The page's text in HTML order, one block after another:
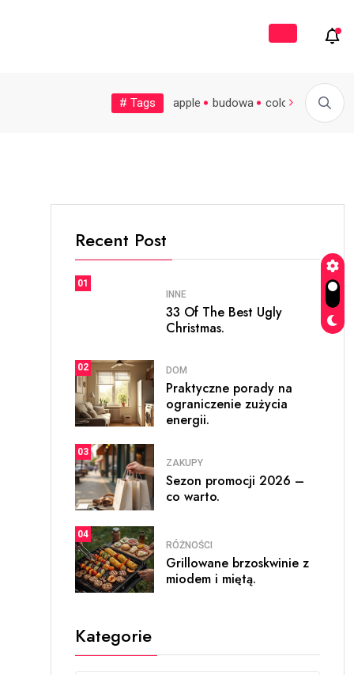
Małe, zapomniane miasteczka nad...
# Tags
sprzątanie world apple budowa colors cooking
Recent Post
01
INNE
33 Of The Best Ugly
Christmas.
02 DOM
Praktyczne porady na
ograniczenie zużycia
energii.
03
ZAKUPY
Sezon promocji 2026 –
co warto.
04
RÓŻNOŚCI
Grillowane brzoskwinie z
miodem i miętą.
Kategorie